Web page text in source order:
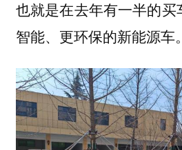
也就是在去年有一半的
智能、更环保的新能源车。